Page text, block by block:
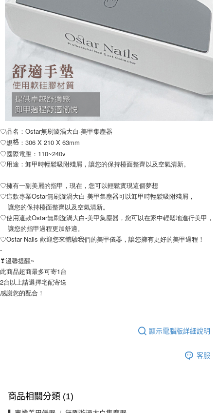
♡品名：Ostar無刷漩渦大白-美甲集塵器
♡規格 ：306 X 210 X 63mm
♡國際電壓 ： 110~240v
♡用途：卸甲時輕鬆吸附殘屑，讓您的保持檯面整齊以及空氣清新。
♡擁有一副美麗的指甲，現在，您可以輕鬆實現這個夢想
♡這款專業Ostar無刷漩渦大白-美甲集塵器可以卸甲時輕鬆吸附殘屑，
讓您的保持檯面整齊以及空氣清新。
♡使用這款Ostar無刷漩渦大白-美甲集塵器，您可以在家中輕鬆地進行美甲，
讓您的指甲過程更加舒適。
♡Ostar Nails 歡迎您來體驗我們的美甲儀器，讓您擁有更好的美甲過程！
-
❣溫馨提醒~
此商品超商最多可寄1台
2台以上請選擇宅配寄送
感謝您的配合！
顯示電腦版詳細說明
客服
商品相關分類 (1)